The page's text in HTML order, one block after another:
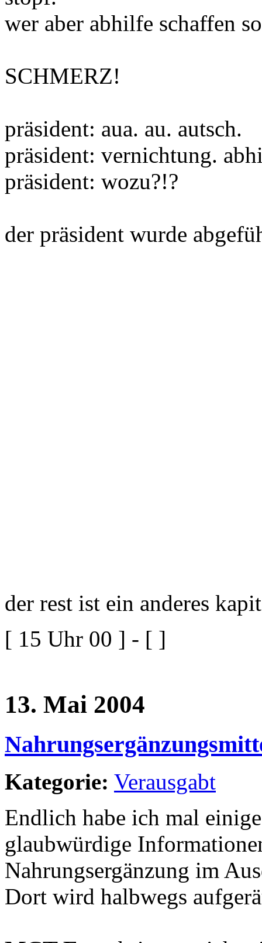
wer aber abhilfe schaffen
SCHMERZ!
präsident: aua. au. autsch.
präsident: vernichtung.
präsident: wozu?!?
der präsident wurde
der rest ist ein anderes
[ 15 Uhr 00 ] - [ ]
13. Mai 2004
Kategorie: Verausgabt
Endlich habe ich mal
glaubwürdige
Nahrungsergänzung im
Dort wird halbwegs